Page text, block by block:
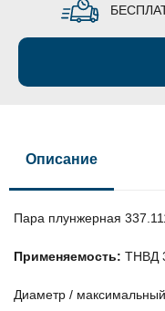
Описание
Пара плунжерная
Применяемость: ТНВД
Диаметр /